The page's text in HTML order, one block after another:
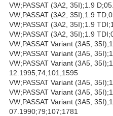
VW;PASSAT (3A2, 35I);1.9
VW;PASSAT (3A2, 35I);1.9
VW;PASSAT (3A2, 35I);1.9
VW;PASSAT (3A2, 35I);1.9
VW;PASSAT Variant (3A5,
VW;PASSAT Variant (3A5,
VW;PASSAT Variant (3A5,
12.1995;74;101;1595
VW;PASSAT Variant (3A5,
VW;PASSAT Variant (3A5,
VW;PASSAT Variant (3A5,
07.1990;79;107;1781